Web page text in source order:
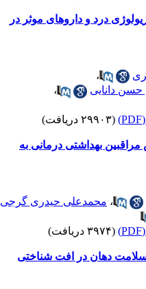
درد و داروهای موثر در
،
دانایی
،
(۲۹۹۰۳ دریافت)
بهداشتی درمانی به
،محمدعلی حیدری گرجی
(۳۹۷۴ دریافت)
دهان در افت شناختی